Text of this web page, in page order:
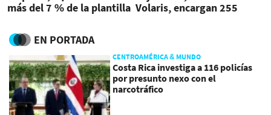
más del 7 % de la plantilla Volaris, encargan 255
EN PORTADA
CENTROAMÉRICA & MUNDO
Costa Rica investiga a 116 policías
por presunto nexo con el
narcotráfico